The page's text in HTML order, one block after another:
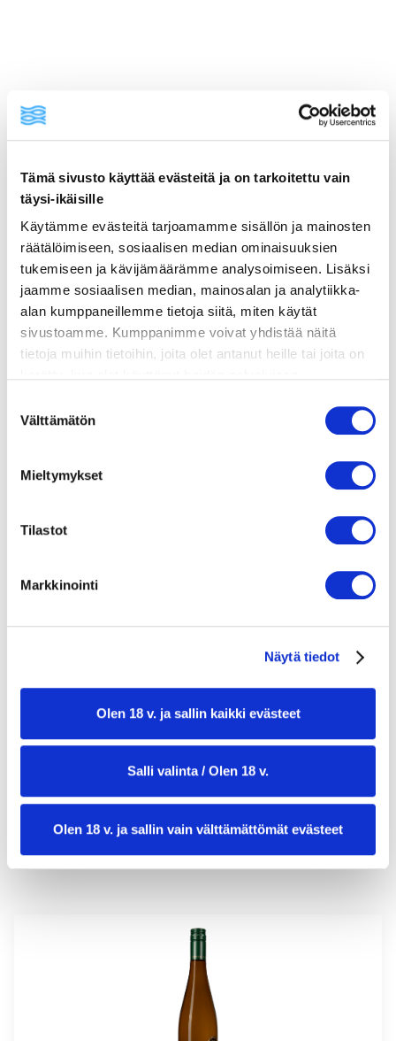
Tämä sivusto käyttää evästeitä ja on tarkoitettu vain
täysi-ikäisille
Käytämme evästeitä tarjoamamme sisällön ja mainosten
räätälöimiseen, sosiaalisen median ominaisuuksien
tukemiseen ja kävijämäärämme analysoimiseen. Lisäksi
jaamme sosiaalisen median, mainosalan ja analytiikka-
alan kumppaneillemme tietoja siitä, miten käytät
sivustoamme. Kumppanimme voivat yhdistää näitä
tietoja muihin tietoihin, joita olet antanut heille tai joita on
tai vanhempi. Vahvista ikäsi käyttääksesi sivustoa.
valinta
Välttämätön
Mieltymykset
Tilastot
Markkinointi
Näytä tiedot
Olen 18 v. ja sallin kaikki evästeet
Salli valinta / Olen 18 v.
Olen 18 v. ja sallin vain välttämättömät evästeet
ainekset
valmistusohje
lisätietoja
1 kpl sipulia
suolaa ja valkopippuria
1 paketti tuoreita gnocceja
annosmäärä:3